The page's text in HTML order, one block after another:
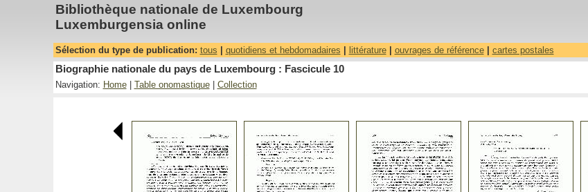
Bibliothèque nationale de Luxembourg
Luxemburgensia online
Sélection du type de publication: tous quotidiens et hebdomadaires littérature| ouvrages de référence| cartes postales
Biographie nationale du pays de Luxembourg : Fascicule 10
Navigation: Home| Table onomastique| Collection